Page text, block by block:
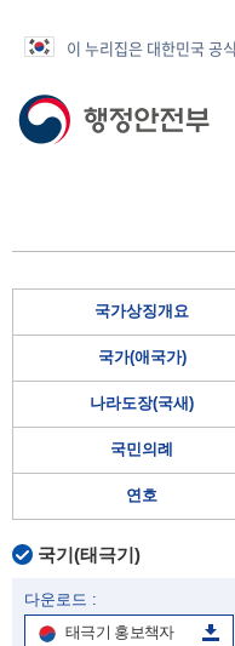
이 누리집은 대한민국 공
국가상징개요
국가(애국가)
나라도장(국새)
국민의례
연호
국기(태극기)
다운로드 :
태극기 홍보책자